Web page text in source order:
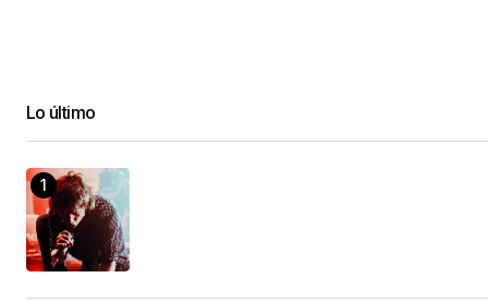
Lo último